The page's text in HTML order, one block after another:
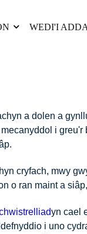
WEDI'I
a dolen a
i
cryfach, mwy
o ran maint a
yn cael
i uno